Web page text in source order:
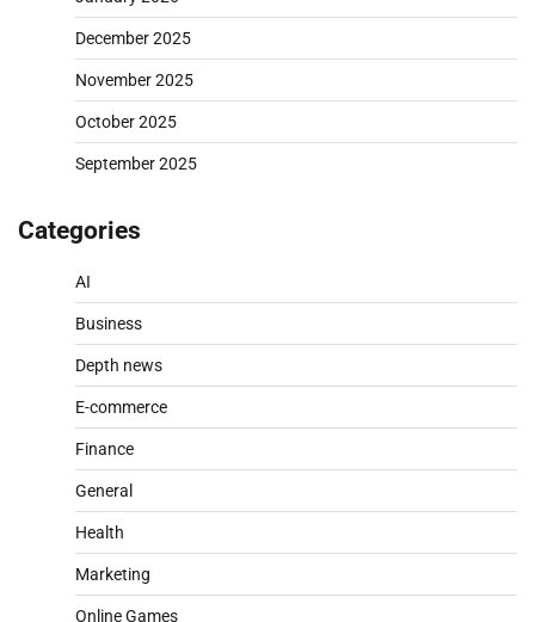
December 2025
November 2025
October 2025
September 2025
Categories
AI
Business
Depth news
E-commerce
Finance
General
Health
Marketing
Online Games